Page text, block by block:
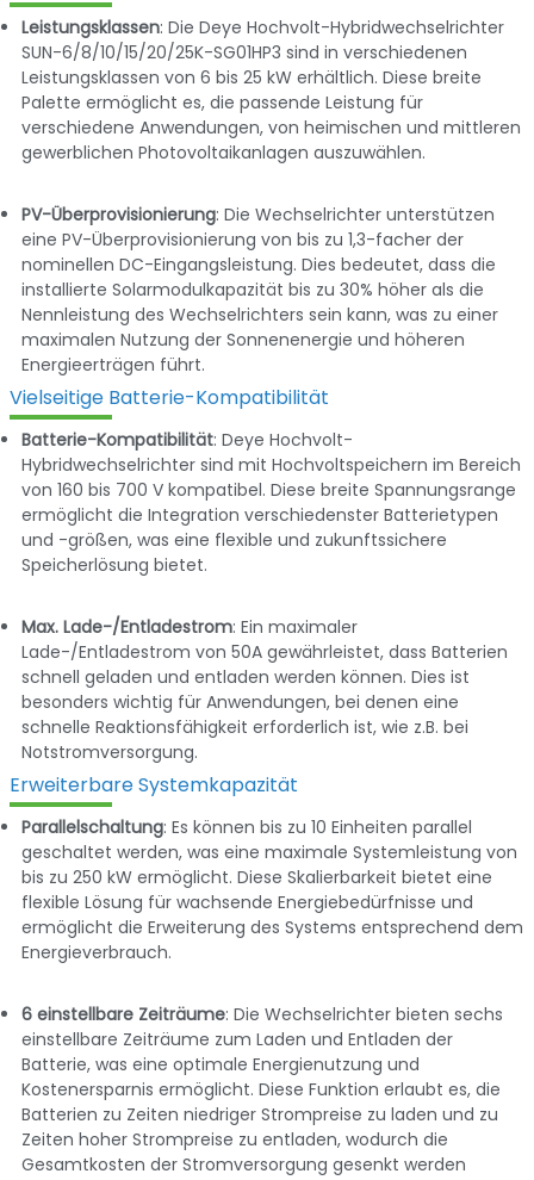
Leistungsklassen: Die Deye Hochvolt-Hybridwechselrichter
SUN-6/8/10/15/20/25K-SG01HP3 sind in verschiedenen
Leistungsklassen von 6 bis 25 kW erhältlich. Diese breite
Palette ermöglicht es, die passende Leistung für
verschiedene Anwendungen, von heimischen und mittleren
gewerblichen Photovoltaikanlagen auszuwählen.
PV-Überprovisionierung: Die Wechselrichter unterstützen
eine PV-Überprovisionierung von bis zu 1,3-facher der
nominellen DC-Eingangsleistung. Dies bedeutet, dass die
installierte Solarmodulkapazität bis zu 30% höher als die
Nennleistung des Wechselrichters sein kann, was zu einer
maximalen Nutzung der Sonnenenergie und höheren
Energieerträgen führt.
Vielseitige Batterie-Kompatibilität
Batterie-Kompatibilität: Deye Hochvolt-
Hybridwechselrichter sind mit Hochvoltspeichern im Bereich
von 160 bis 700 V kompatibel. Diese breite Spannungsrange
ermöglicht die Integration verschiedenster Batterietypen
und -größen, was eine flexible und zukunftssichere
Speicherlösung bietet.
Max. Lade-/Entladestrom: Ein maximaler
Lade-/Entladestrom von 50A gewährleistet, dass Batterien
schnell geladen und entladen werden können. Dies ist
besonders wichtig für Anwendungen, bei denen eine
schnelle Reaktionsfähigkeit erforderlich ist, wie z.B. bei
Notstromversorgung.
Erweiterbare Systemkapazität
Parallelschaltung: Es können bis zu 10 Einheiten parallel
geschaltet werden, was eine maximale Systemleistung von
bis zu 250 kW ermöglicht. Diese Skalierbarkeit bietet eine
flexible Lösung für wachsende Energiebedürfnisse und
ermöglicht die Erweiterung des Systems entsprechend dem
Energieverbrauch.
6 einstellbare Zeiträume: Die Wechselrichter bieten sechs
einstellbare Zeiträume zum Laden und Entladen der
Batterie, was eine optimale Energienutzung und
Kostenersparnis ermöglicht. Diese Funktion erlaubt es, die
Batterien zu Zeiten niedriger Strompreise zu laden und zu
Zeiten hoher Strompreise zu entladen, wodurch die
Gesamtkosten der Stromversorgung gesenkt werden